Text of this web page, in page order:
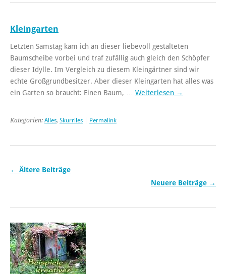
Kleingarten
Letzten Samstag kam ich an dieser liebevoll gestalteten
Baumscheibe vorbei und traf zufällig auch gleich den Schöpfer
dieser Idylle. Im Vergleich zu diesem Kleingärtner sind wir
echte Großgrundbesitzer. Aber dieser Kleingarten hat alles was
ein Garten so braucht: Einen Baum, … Weiterlesen →
Kategorien: Alles, Skurriles Permalink
← Ältere Beiträge
Neuere Beiträge →